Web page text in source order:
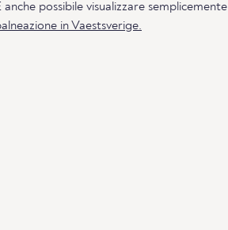
anche possibile visualizzare semplicemente
in Vaestsverige.